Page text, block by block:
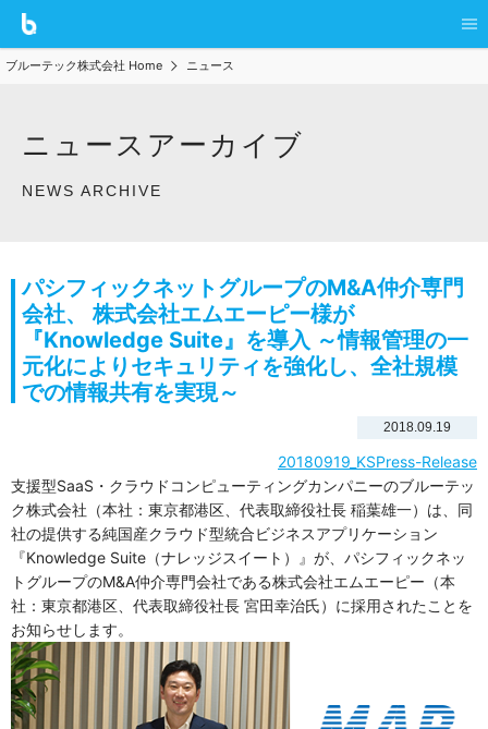
ブルーテック株式会社 Home ニュース
ニュースアーカイブ
NEWS ARCHIVE
パシフィックネットグループのM&A仲介専門
会社、 株式会社エムエーピー様が
『Knowledge Suite』を導入 ～情報管理の一
元化によりセキュリティを強化し、全社規模
での情報共有を実現～
2018.09.19
20180919_KSPress-Release
支援型SaaS・クラウドコンピューティングカンパニーのブルーテッ
ク株式会社（本社：東京都港区、代表取締役社長 稲葉雄一）は、同
社の提供する純国産クラウド型統合ビジネスアプリケーション
『Knowledge Suite（ナレッジスイート）』が、パシフィックネッ
トグループのM&A仲介専門会社である株式会社エムエーピー（本
社：東京都港区、代表取締役社長 宮田幸治氏）に採用されたことを
お知らせします。